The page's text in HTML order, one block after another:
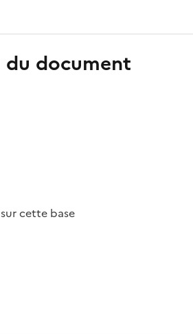
document
cette base